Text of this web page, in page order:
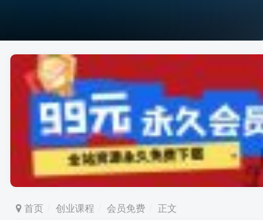
首页 创业课程 会员免费 正文